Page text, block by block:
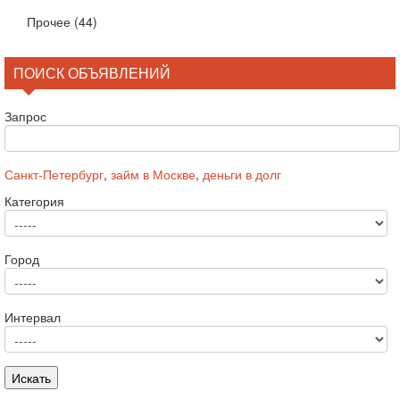
Прочее (44)
ПОИСК ОБЪЯВЛЕНИЙ
Запрос
Санкт-Петербург, займ в Москве, деньги в долг
Категория
Город
Интервал